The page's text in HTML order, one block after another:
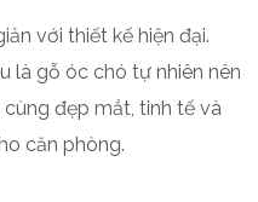
với thiết kế hiện đại.
là gỗ óc chó tự nhiên nên
đẹp mắt, tinh tế và
căn phòng.